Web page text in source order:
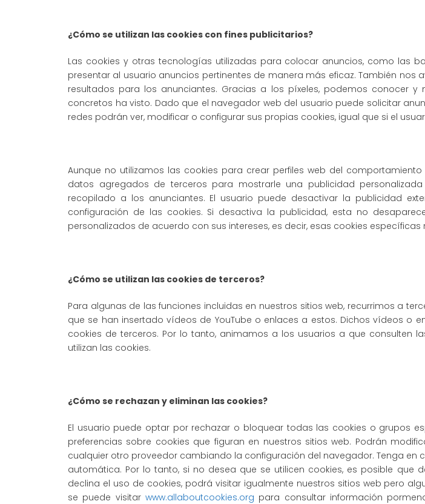
¿Cómo se utilizan las cookies con fines publicitarios?
Las cookies y otras tecnologías utilizadas para colocar anuncios, como las
presentar al usuario anuncios pertinentes de manera más eficaz. También
resultados para los anunciantes. Gracias a los píxeles, podemos conocer
concretos ha visto. Dado que el navegador web del usuario puede solicitar
redes podrán ver, modificar o configurar sus propias cookies, igual que si el
Aunque no utilizamos las cookies para crear perfiles web del
datos agregados de terceros para mostrarle una publicidad
recopilado a los anunciantes. El usuario puede desactivar la publicidad
configuración de las cookies. Si desactiva la publicidad, esta no
personalizados de acuerdo con sus intereses, es decir, esas cookies
¿Cómo se utilizan las cookies de terceros?
Para algunas de las funciones incluidas en nuestros sitios web, recurrimos a
que se han insertado vídeos de YouTube o enlaces a estos. Dichos vídeos
cookies de terceros. Por lo tanto, animamos a los usuarios a que
utilizan las cookies.
¿Cómo se rechazan y eliminan las cookies?
El usuario puede optar por rechazar o bloquear todas las cookies o grupos
preferencias sobre cookies que figuran en nuestros sitios web. Podrán
cualquier otro proveedor cambiando la configuración del navegador. Tenga
automática. Por lo tanto, si no desea que se utilicen cookies, es posible
declina el uso de cookies, podrá visitar igualmente nuestros sitios web pero
se puede visitarwww.allaboutcookies.org para consultar información